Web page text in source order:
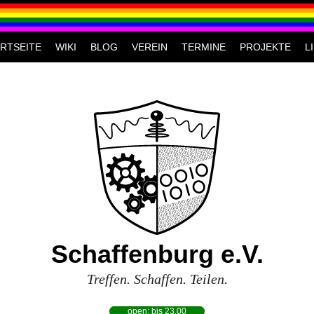
WIKI BLOG VEREIN TERMINE PROJEKTE
Schaffenburg e.V.
Treffen. Schaffen. Teilen.
open: bis 23.00